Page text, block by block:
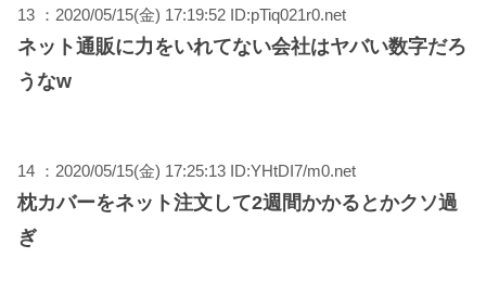
13 ：2020/05/15(金) 17:19:52 ID:pTiq021r0.net
ネット通販に力をいれてない会社はヤバい数字だろ
うなw
14 ：2020/05/15(金) 17:25:13 ID:YHtDI7/m0.net
枕カバーをネット注文して2週間かかるとかクソ過
ぎ